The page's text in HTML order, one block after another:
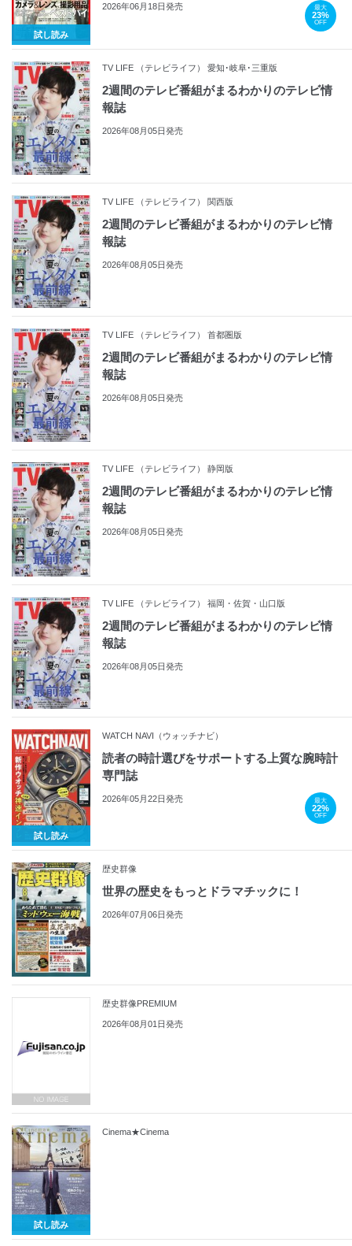
試し読み
2026年06月18日発売 最大
23%
OFF
TV LIFE （テレビライフ） 愛知･岐阜･三重版
2週間のテレビ番組がまるわかりのテレビ情
報誌
2026年08月05日発売
TV LIFE （テレビライフ） 関西版
2週間のテレビ番組がまるわかりのテレビ情
報誌
2026年08月05日発売
TV LIFE （テレビライフ） 首都圏版
2週間のテレビ番組がまるわかりのテレビ情
報誌
2026年08月05日発売
TV LIFE （テレビライフ） 静岡版
2週間のテレビ番組がまるわかりのテレビ情
報誌
2026年08月05日発売
TV LIFE （テレビライフ） 福岡・佐賀・山口版
2週間のテレビ番組がまるわかりのテレビ情
報誌
2026年08月05日発売
試し読み
WATCH NAVI（ウォッチナビ）
読者の時計選びをサポートする上質な腕時計
専門誌
2026年05月22日発売 最大
22%
OFF
歴史群像
世界の歴史をもっとドラマチックに！
2026年07月06日発売
歴史群像PREMIUM
2026年08月01日発売
試し読み
Cinema★Cinema